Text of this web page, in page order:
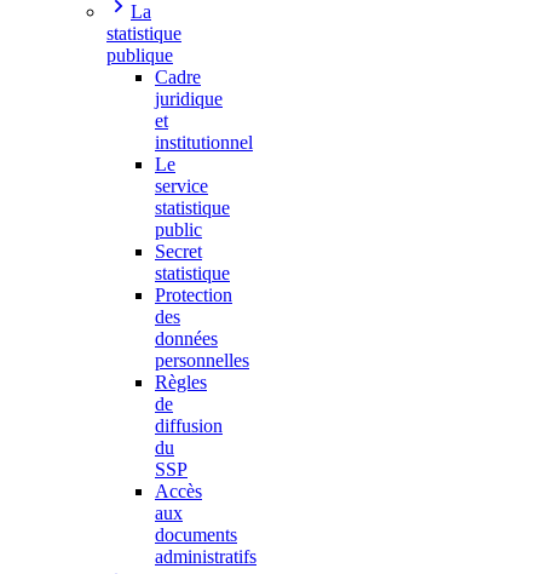
La
statistique
publique
Cadre
juridique
et
institutionnel
Le
service
statistique
public
Secret
statistique
Protection
des
données
personnelles
Règles
de
diffusion
du
SSP
Accès
aux
documents
administratifs